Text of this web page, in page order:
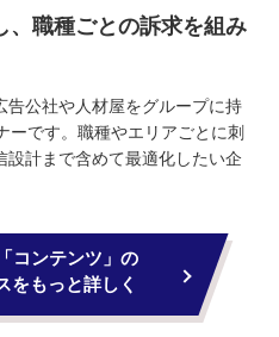
、職種ごとの訴求を組み
公社や人材屋をグループに持
です。職種やエリアごとに刺
計まで含めて最適化したい企
コンテンツ」の
をもっと詳しく